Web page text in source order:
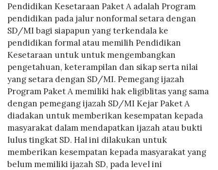
Pendidikan Kesetaraan Paket A adalah Program
pendidikan pada jalur nonformal setara dengan
SD/MI bagi siapapun yang terkendala ke
pendidikan formal atau memilih Pendidikan
Kesetaraan untuk untuk mengembangkan
pengetahuan, keterampilan dan sikap serta nilai
yang setara dengan SD/MI. Pemegang ijazah
Program Paket A memiliki hak eligiblitas yang sama
dengan pemegang ijazah SD/MI Kejar Paket A
diadakan untuk memberikan kesempatan kepada
masyarakat dalam mendapatkan ijazah atau bukti
lulus tingkat SD. Hal ini dilakukan untuk
memberikan kesempatan kepada masyarakat yang
belum memiliki ijazah SD, pada level ini